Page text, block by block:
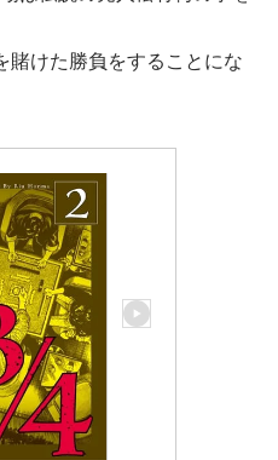
賭けた勝負をするこ とにな